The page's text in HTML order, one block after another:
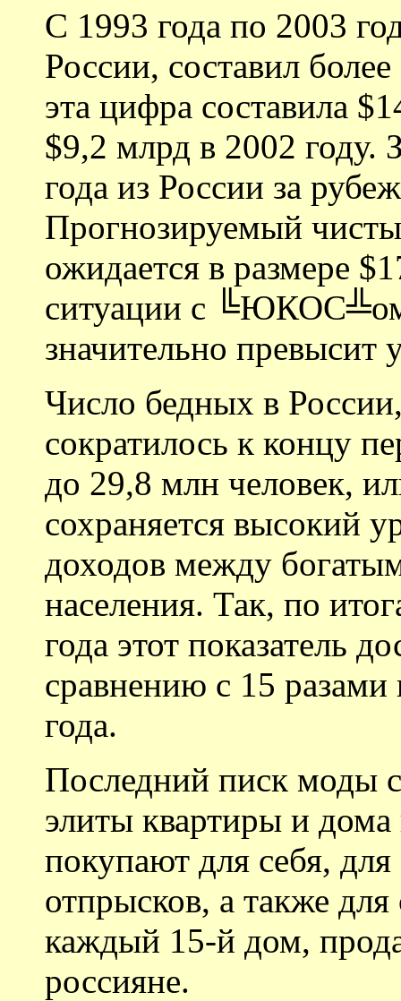
С 1993 года по 2003
России, составил
эта цифра составила
$9,2 млрд в 2002 году.
года из России за
Прогнозируемый
ожидается в размере
ситуации с ╚ЮКОС╩ом
значительно превысит
Число бедных в
сократилось к концу
до 29,8 млн человек,
сохраняется высокий
доходов между
населения. Так, по
года этот показатель
сравнению с 15 разами
года.
Последний писк моды
элиты квартиры и
покупают для себя,
отпрысков, а также
каждый 15-й дом,
россияне.